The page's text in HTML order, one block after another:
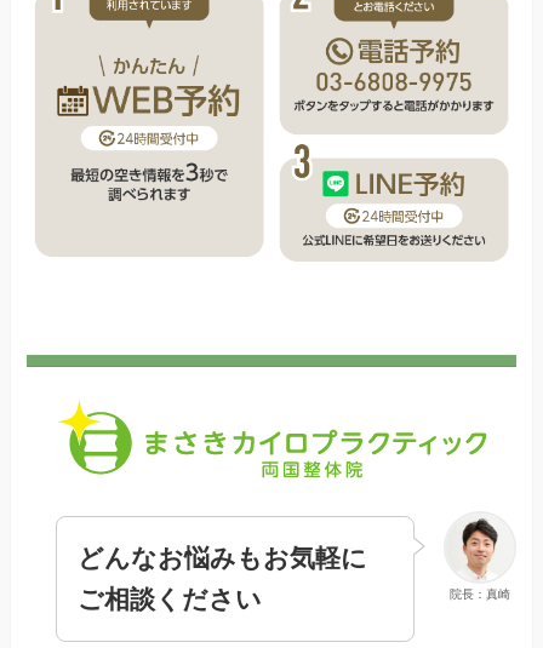
院長：真崎
どんなお悩みもお気軽に
ご相談ください